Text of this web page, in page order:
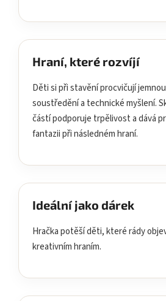
Hraní, které rozvíjí
Děti si při stavění procvičují
soustředění a technické myšlení.
částí podporuje trpělivost a dává
fantazii při následném hraní.
Ideální jako dárek
Hračka potěší děti, které rády
kreativním hraním.